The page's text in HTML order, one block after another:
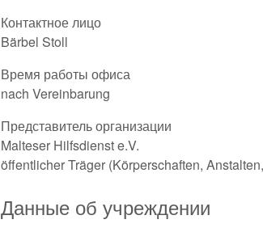
Контактное лицо
Bärbel Stoll
Время работы офиса
nach Vereinbarung
Представитель организации
Malteser Hilfsdienst e.V.
öffentlicher Träger (Körperschaften,
Данные об учреждении